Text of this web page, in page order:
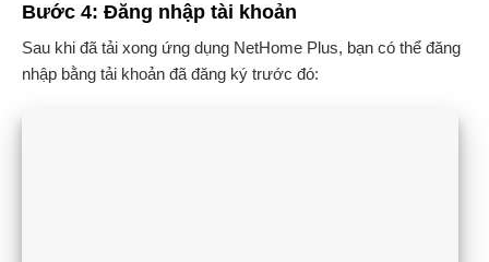
Bước 4: Đăng nhập tài khoản
Sau khi đã tải xong ứng dụng NetHome Plus, bạn có thể đăng
nhập bằng tải khoản đã đăng ký trước đó: